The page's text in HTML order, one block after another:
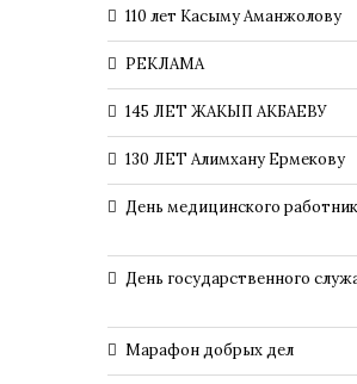
110 лет Касыму Аманжолову
РЕКЛАМА
145 ЛЕТ ЖАКЫП АКБАЕВУ
130 ЛЕТ Алимхану Ермекову
День медицинского
День государственного
Марафон добрых дел